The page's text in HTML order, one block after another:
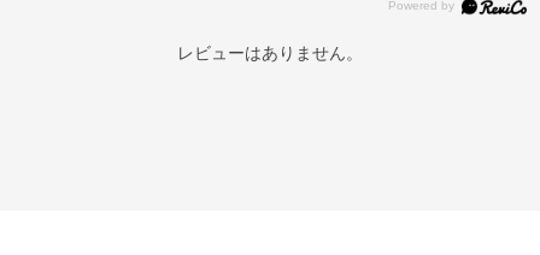
レビューはありません。